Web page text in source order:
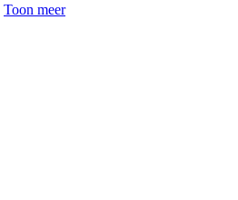
Toon meer